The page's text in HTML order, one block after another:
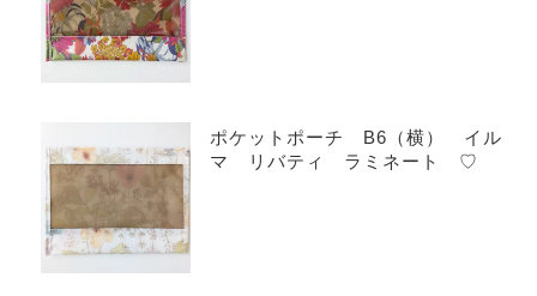
ポケットポーチ B6（横） イル
マ リバティ ラミネート ♡